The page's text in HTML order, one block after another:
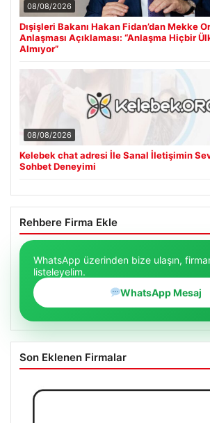
08/08/2026
Dışişleri Bakanı Hakan Fidan’dan Mekke
Anlaşması Açıklaması: “Anlaşma Hiçbir
Almıyor”
08/08/2026
Kelebek chat adresi İle Sanal İletişimin
Sohbet Deneyimi
Rehbere Firma Ekle
WhatsApp üzerinden bize ulaşın,
listeleyelim.
WhatsApp Mesaj
Son Eklenen Firmalar